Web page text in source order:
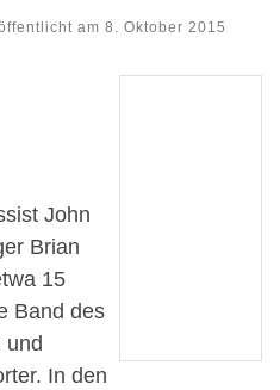
am 8. Oktober 2015
John
Brian
15
Band des
und
In den